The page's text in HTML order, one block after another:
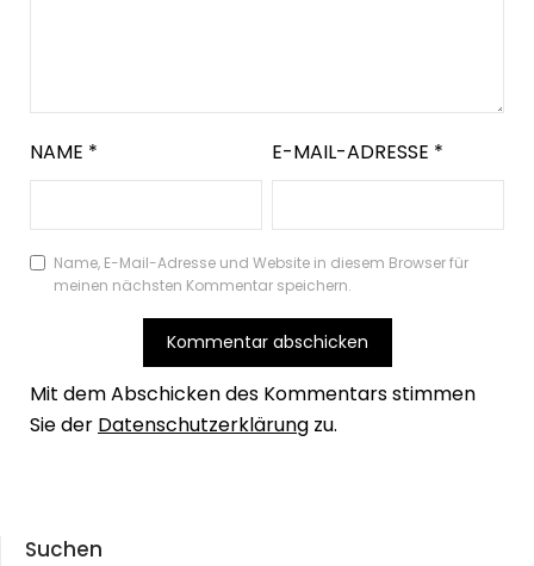
NAME * E-MAIL-ADRESSE *
Name, E-Mail-Adresse und Website in diesem Browser für
meinen nächsten Kommentar speichern.
Mit dem Abschicken des Kommentars stimmen
Sie der Datenschutzerklärung zu.
Suchen